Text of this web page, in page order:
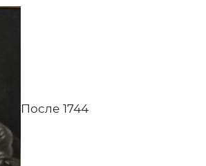
После 1744